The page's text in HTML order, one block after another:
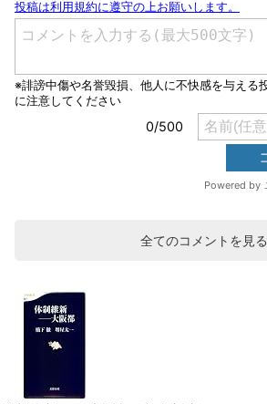
全てのコメントを見る